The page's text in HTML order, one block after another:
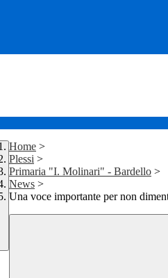
Home >
Plessi >
Primaria "I. Molinari" - Bardello >
News >
Una voce importante per non